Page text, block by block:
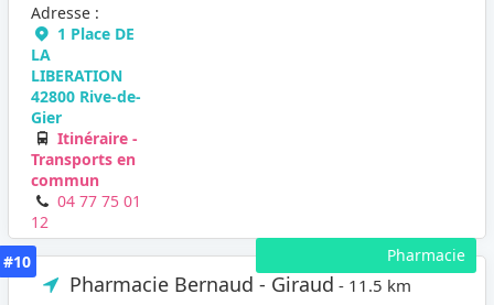
Adresse :
1 Place DE
LA
LIBERATION
42800 Rive-de-
Gier
Itinéraire -
Transports en
commun
04 77 75 01
12
Pharmacie
#10
Pharmacie Bernaud - Giraud - 11.5 km